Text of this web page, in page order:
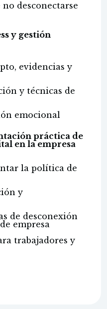
no desconectarse
y gestión
evidencias y
y técnicas de
emocional
práctica de
en la empresa
la política de
y
de desconexión
empresa
trabajadores y